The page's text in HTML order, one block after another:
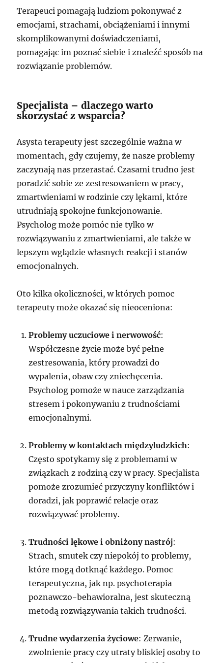
Terapeuci pomagają ludziom pokonywać z
emocjami, strachami, obciążeniami i innymi
skomplikowanymi doświadczeniami,
pomagając im poznać siebie i znaleźć sposób na
rozwiązanie problemów.
Specjalista – dlaczego warto
skorzystać z wsparcia?
Asysta terapeuty jest szczególnie ważna w
momentach, gdy czujemy, że nasze problemy
zaczynają nas przerastać. Czasami trudno jest
poradzić sobie ze zestresowaniem w pracy,
zmartwieniami w rodzinie czy lękami, które
utrudniają spokojne funkcjonowanie.
Psycholog może pomóc nie tylko w
rozwiązywaniu z zmartwieniami, ale także w
lepszym wglądzie własnych reakcji i stanów
emocjonalnych.
Oto kilka okoliczności, w których pomoc
terapeuty może okazać się nieoceniona:
Problemy uczuciowe i nerwowość:
Współczesne życie może być pełne
zestresowania, który prowadzi do
wypalenia, obaw czy zniechęcenia.
Psycholog pomoże w nauce zarządzania
stresem i pokonywaniu z trudnościami
emocjonalnymi.
Problemy w kontaktach międzyludzkich:
Często spotykamy się z problemami w
związkach z rodziną czy w pracy. Specjalista
pomoże zrozumieć przyczyny konfliktów i
doradzi, jak poprawić relacje oraz
rozwiązywać problemy.
Trudności lękowe i obniżony nastrój:
Strach, smutek czy niepokój to problemy,
które mogą dotknąć każdego. Pomoc
terapeutyczna, jak np. psychoterapia
poznawczo-behawioralna, jest skuteczną
metodą rozwiązywania takich trudności.
Trudne wydarzenia życiowe: Zerwanie,
zwolnienie pracy czy utraty bliskiej osoby to